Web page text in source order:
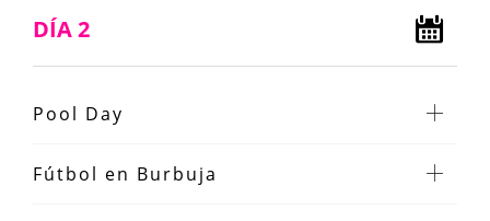
DÍA 2
Pool Day
Fútbol en Burbuja